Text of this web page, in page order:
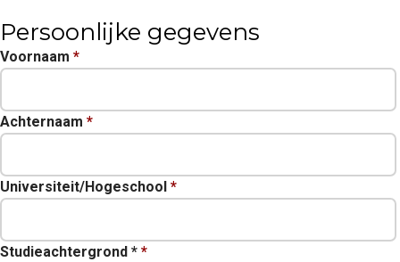
Persoonlijke gegevens
Voornaam *
Achternaam *
Universiteit/Hogeschool *
Studieachtergrond * *